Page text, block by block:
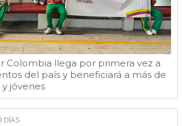
Colombia llega por primera vez a
del país y beneficiará a más de
y jóvenes
DÍAS